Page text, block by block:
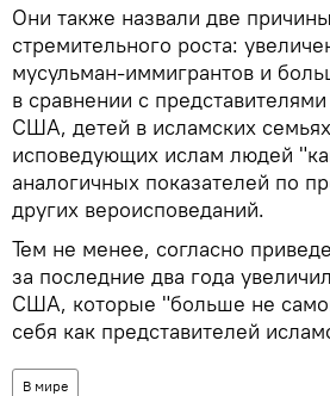
Они также назвали две
стремительного роста:
мусульман-иммигрантов и
в сравнении с
США, детей в исламских
исповедующих ислам людей
аналогичных показателей по
других вероисповеданий.
Тем не менее, согласно
за последние два года
США, которые "больше не
себя как представителей
В мире